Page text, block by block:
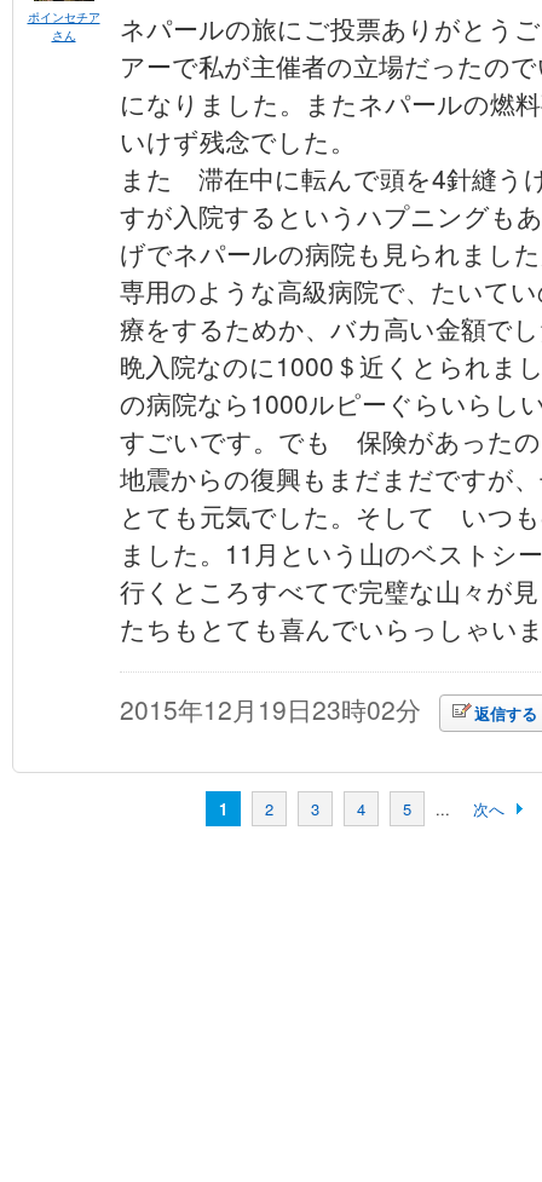
ポインセチア
さん
ネパールの旅にご投票ありがとう
アーで私が主催者の立場だったの
になりました。またネパールの燃
いけず残念でした。
また 滞在中に転んで頭を4針縫う
すが入院するというハプニングも
げでネパールの病院も見られまし
専用のような高級病院で、たいて
療をするためか、バカ高い金額で
晩入院なのに1000＄近くとられま
の病院なら1000ルピーぐらいらし
すごいです。でも 保険があった
地震からの復興もまだまだですが
とても元気でした。そして いつ
ました。11月という山のベストシ
行くところすべてで完璧な山々が
たちもとても喜んでいらっしゃい
2015年12月19日23時02分 返信する
1 2 3 4 5 ... 次へ